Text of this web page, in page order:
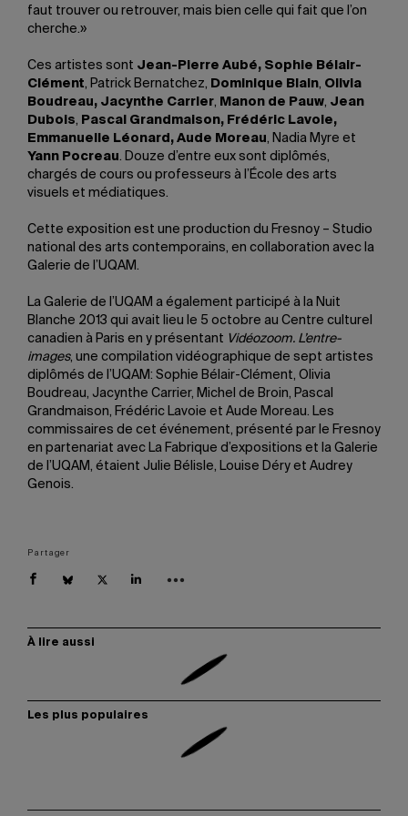
faut trouver ou retrouver, mais bien celle qui fait que l’on
cherche.»
Ces artistes sont Jean-Pierre Aubé, Sophie Bélair-
Clément, Patrick Bernatchez, Dominique Blain, Olivia
Boudreau, Jacynthe Carrier, Manon de Pauw, Jean
Dubois, Pascal Grandmaison, Frédéric Lavoie,
Emmanuelle Léonard, Aude Moreau, Nadia Myre et
Yann Pocreau. Douze d’entre eux sont diplômés,
chargés de cours ou professeurs à l’École des arts
visuels et médiatiques.
Cette exposition est une production du Fresnoy – Studio
national des arts contemporains, en collaboration avec la
Galerie de l’UQAM.
La Galerie de l’UQAM a également participé à la Nuit
Blanche 2013 qui avait lieu le 5 octobre au Centre culturel
canadien à Paris en y présentant Vidéozoom. L’entre-
images, une compilation vidéographique de sept artistes
diplômés de l’UQAM: Sophie Bélair-Clément, Olivia
Boudreau, Jacynthe Carrier, Michel de Broin, Pascal
Grandmaison, Frédéric Lavoie et Aude Moreau. Les
commissaires de cet événement, présenté par le Fresnoy
en partenariat avec La Fabrique d’expositions et la Galerie
de l’UQAM, étaient Julie Bélisle, Louise Déry et Audrey
Genois.
Partager
À lire aussi
Les plus populaires